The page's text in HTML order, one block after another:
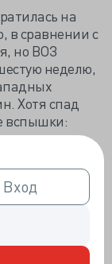
Вход
Вход
на
в сравнении с
но ВОЗ
неделю,
Хотя спад
вспышки:
и
Pompeu
потери
января